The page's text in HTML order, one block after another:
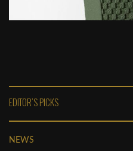
EDITOR'S PICKS
NEWS